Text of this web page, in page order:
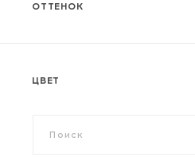
ОТТЕНОК
Темный
ЦВЕТ